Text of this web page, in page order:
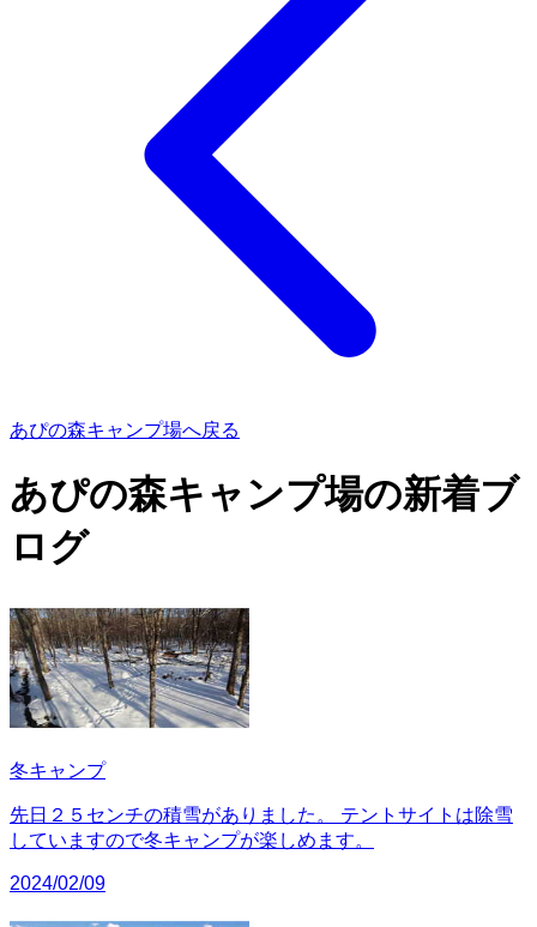
あぴの森キャンプ場へ戻る
あぴの森キャンプ場の新着ブ
ログ
冬キャンプ
先日２５センチの積雪がありました。 テントサイトは除雪
していますので冬キャンプが楽しめます。
2024/02/09